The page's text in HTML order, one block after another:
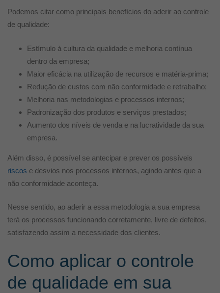
Podemos citar como principais benefícios do aderir ao controle
de qualidade:
Estímulo à cultura da qualidade e melhoria contínua
dentro da empresa;
Maior eficácia na utilização de recursos e matéria-prima;
Redução de custos com não conformidade e retrabalho;
Melhoria nas metodologias e processos internos;
Padronização dos produtos e serviços prestados;
Aumento dos níveis de venda e na lucratividade da sua
empresa.
Além disso, é possível se antecipar e prever os possíveis
riscos e desvios nos processos internos, agindo antes que a
não conformidade aconteça.
Nesse sentido, ao aderir a essa metodologia a sua empresa
terá os processos funcionando corretamente, livre de defeitos,
satisfazendo assim a necessidade dos clientes.
Como aplicar o controle
de qualidade em sua